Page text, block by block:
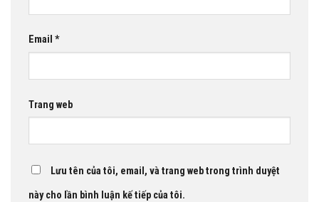
Email *
Trang web
Lưu tên của tôi, email, và trang web trong trình duyệt
này cho lần bình luận kế tiếp của tôi.